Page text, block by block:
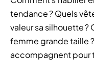
tendance ? Quels
valeur sa silhouette
femme grande taille
accompagnent pour